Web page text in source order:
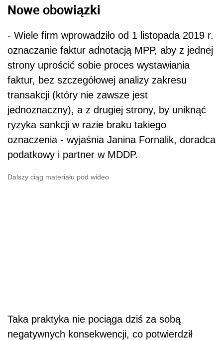
Nowe obowiązki
- Wiele firm wprowadziło od 1 listopada 2019 r.
oznaczanie faktur adnotacją MPP, aby z jednej
strony uprościć sobie proces wystawiania
faktur, bez szczegółowej analizy zakresu
transakcji (który nie zawsze jest
jednoznaczny), a z drugiej strony, by uniknąć
ryzyka sankcji w razie braku takiego
oznaczenia - wyjaśnia Janina Fornalik, doradca
podatkowy i partner w MDDP.
Dalszy ciąg materiału pod wideo
Taka praktyka nie pociąga dziś za sobą
negatywnych konsekwencji, co potwierdził